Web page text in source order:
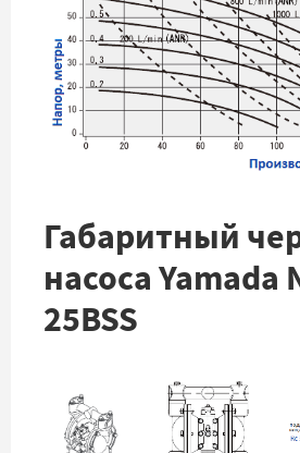
Габаритный
насоса Yamada
25BSS